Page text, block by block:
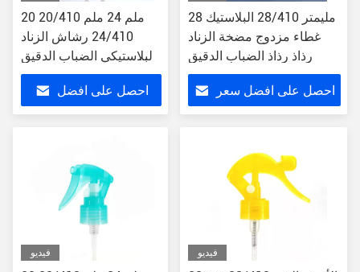
20 ملم 24 ملم 20/410
24/410 رشاش الزناد
البلاستيكي الضباب الدقيق
الموزع اليدوي المصغر
احصل على افضل
28 مليمتر 28/410 البلاستيك
غطاء مزدوج مضخة الزناد
رذاذ رذاذ الضباب الدقيق
احصل على افضل سعر
فيديو فيديو